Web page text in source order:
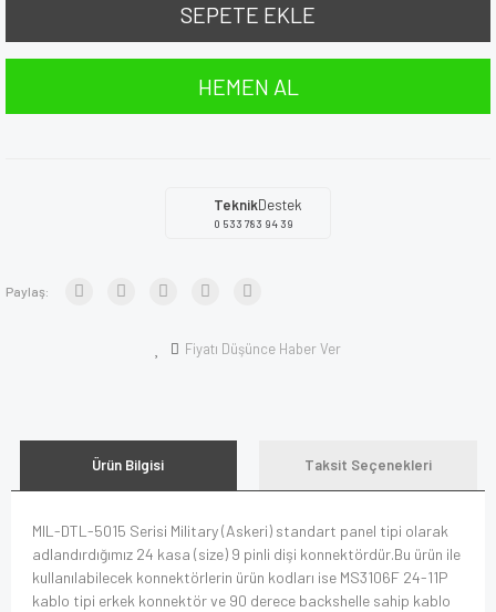
SEPETE EKLE
HEMEN AL
TeknikDestek
0 533 783 94 39
Paylaş:
Fiyatı Düşünce Haber Ver
Ürün Bilgisi Taksit Seçenekleri
MIL-DTL-5015 Serisi Military (Askeri) standart panel tipi olarak
adlandırdığımız 24 kasa (size) 9 pinli dişi konnektördür.Bu ürün ile
kullanılabilecek konnektörlerin ürün kodları ise MS3106F 24-11P
kablo tipi erkek konnektör ve 90 derece backshelle sahip kablo